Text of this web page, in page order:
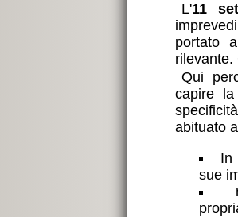
L'11
portato
rilevante.
Qui
capire
abituato
In
sue